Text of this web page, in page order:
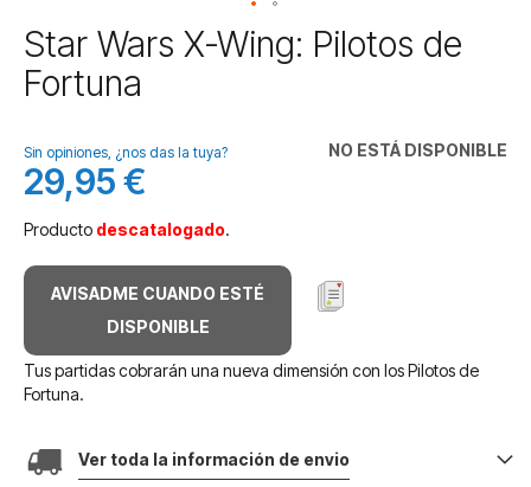
Saltar
al
comienzo
galería
de
imágenes
Star Wars X-Wing: Pilotos de
Fortuna
NO ESTÁ DISPONIBLE
Sin opiniones, ¿nos das la tuya?
29,95 €
Producto descatalogado.
AVISADME CUANDO ESTÉ
DISPONIBLE
Tus partidas cobrarán una nueva dimensión con los Pilotos de
Fortuna.
Ver toda la información de envio